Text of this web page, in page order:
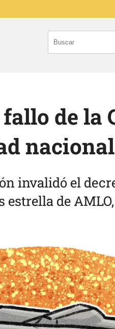
de la
invalidó el
de